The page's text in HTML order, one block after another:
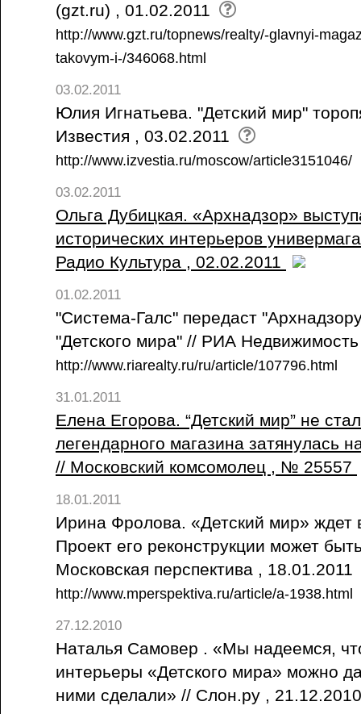
(gzt.ru) , 01.02.2011
http://www.gzt.ru/topnews/realty/-glavnyi-
takovym-i-/346068.html
03.02.2011
Юлия Игнатьева. "Детский мир"
Известия , 03.02.2011
http://www.izvestia.ru/moscow/article3151046/
03.02.2011
Ольга Дубицкая. «Архнадзор»
исторических интерьеров
Радио Культура , 02.02.2011
01.02.2011
"Система-Галс" передаст
"Детского мира" // РИА
http://www.riarealty.ru/ru/article/107796.html
31.01.2011
Елена Егорова. “Детский мир” не
легендарного магазина затянулась
// Московский комсомолец , № 25557
18.01.2011
Ирина Фролова. «Детский мир» ждет
Проект его реконструкции может
Московская перспектива , 18.01.2011
http://www.mperspektiva.ru/article/a-1938.html
27.12.2010
Наталья Самовер . «Мы надеемся,
интерьеры «Детского мира» можно
ними сделали» // Слон.ру ,